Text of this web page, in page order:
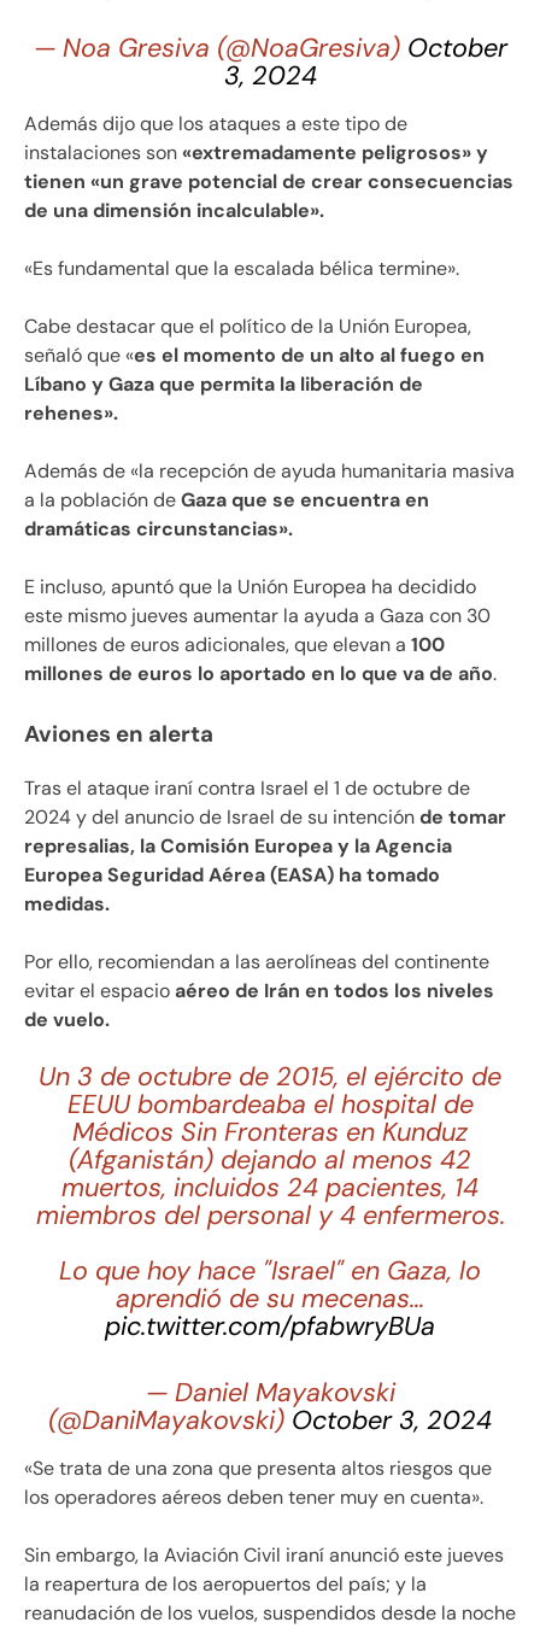
— Noa Gresiva (@NoaGresiva) October
3, 2024
Además dijo que los ataques a este tipo de
instalaciones son«extremadamente peligrosos» y
tienen «un grave potencial de crear consecuencias
de una dimensión incalculable».
«Es fundamental que la escalada bélica termine».
Cabe destacar que el político de la Unión Europea,
señaló que «es el momento de un alto al fuego en
Líbano y Gaza que permita la liberación de
rehenes».
Además de «la recepción de ayuda humanitaria masiva
a la población deGaza que se encuentra en
dramáticas circunstancias».
E incluso, apuntó que la Unión Europea ha decidido
este mismo jueves aumentar la ayuda a Gaza con 30
millones de euros adicionales, que elevan a 100
millones de euros lo aportado en lo que va de año.
Aviones en alerta
Tras el ataque iraní contra Israel el 1 de octubre de
2024 y del anuncio de Israel de su intenciónde tomar
represalias, la Comisión Europea y la Agencia
Europea Seguridad Aérea (EASA) ha tomado
medidas.
Por ello, recomiendan a las aerolíneas del continente
evitar el espacioaéreo de Irán en todos los niveles
de vuelo.
Un 3 de octubre de 2015, el ejército de
EEUU bombardeaba el hospital de
Médicos Sin Fronteras en Kunduz
(Afganistán) dejando al menos 42
muertos, incluidos 24 pacientes, 14
miembros del personal y 4 enfermeros.
Lo que hoy hace "Israel" en Gaza, lo
aprendió de su mecenas…
pic.twitter.com/pfabwryBUa
— Daniel Mayakovski
(@DaniMayakovski) October 3, 2024
«Se trata de una zona que presenta altos riesgos que
los operadores aéreos deben tener muy en cuenta».
Sin embargo, la Aviación Civil iraní anunció este jueves
la reapertura de los aeropuertos del país; y la
reanudación de los vuelos, suspendidos desde la noche